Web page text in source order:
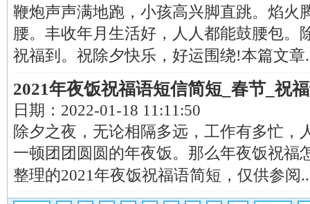
鞭炮声声满地跑，小孩高兴脚直跳。焰火
腰。丰收年月生活好，人人都能鼓腰包。
祝福到。祝除夕快乐，好运围绕!本篇文章
2021年夜饭祝福语短信简短_春节_祝
日期： 2022-01-18 11:11:50
除夕之夜，无论相隔多远，工作有多忙，
一顿团团圆圆的年夜饭。那么年夜饭祝福
整理的2021年夜饭祝福语简短，仅供参阅